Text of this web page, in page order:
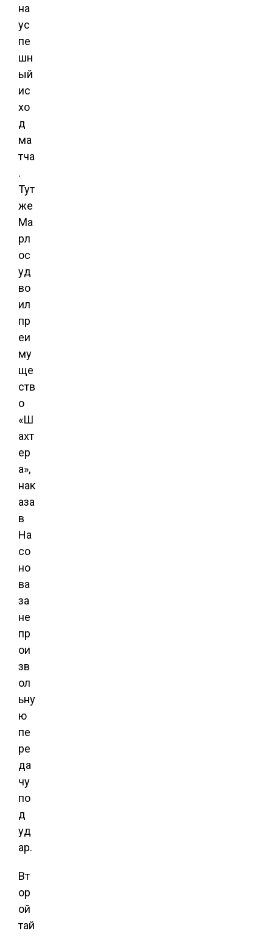
на
ус
пе
шн
ый
ис
хо
д
ма
тча
.
Тут
же
Ма
рл
ос
уд
во
ил
пр
еи
му
ще
ств
о
«Ш
ахт
ер
а»,
нак
аза
в
На
со
но
ва
за
не
пр
ои
зв
ол
ьну
ю
пе
ре
да
чу
по
д
уд
ар.
Вт
ор
ой
тай